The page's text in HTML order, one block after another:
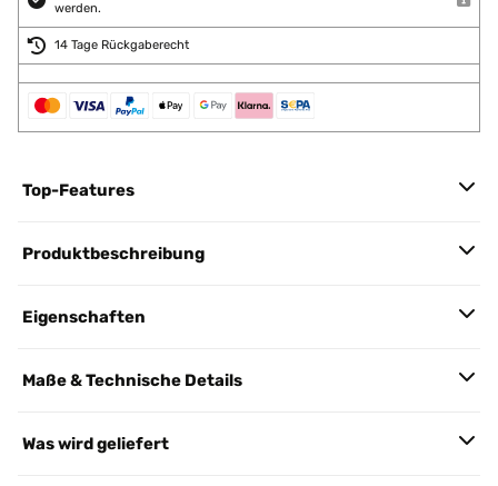
werden.
14 Tage Rückgaberecht
Top-Features
Produktbeschreibung
Eigenschaften
Maße & Technische Details
Was wird geliefert